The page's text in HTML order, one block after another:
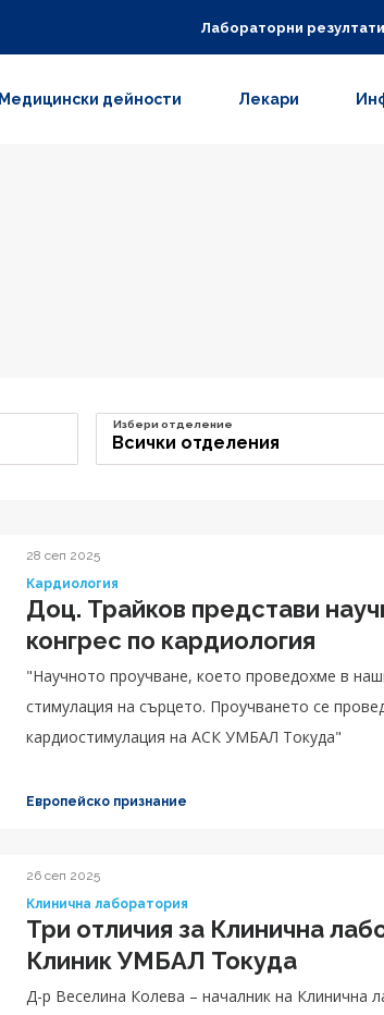
Лабораторни резултати
Медицински дейности Лекари
Всички отделения
Избери отделение
28 сеп 2025
Кардиология
Доц. Трайков представи
конгрес по кардиология
"Научното проучване, което проведохме в
стимулация на сърцето. Проучването се
кардиостимулация на АСК УМБАЛ Токуда"
Европейско признание
26 сеп 2025
Клинична лаборатория
Три отличия за Клинична лаборатория на
Клиник УМБАЛ Токуда
Д-р Веселина Колева – началник на